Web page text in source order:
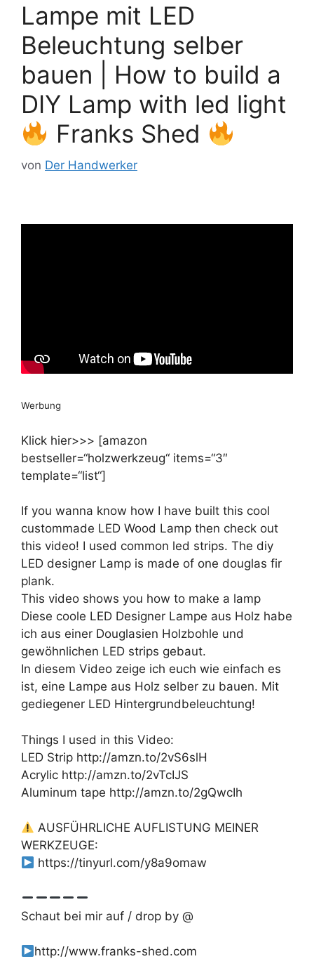
Lampe mit LED
Beleuchtung selber
bauen | How to build a
DIY Lamp with led light
Franks Shed
von Der Handwerker
Werbung
Klick hier>>> [amazon
bestseller=“holzwerkzeug“ items=“3″
template=“list“]
If you wanna know how I have built this cool
custommade LED Wood Lamp then check out
this video! I used common led strips. The diy
LED designer Lamp is made of one douglas fir
plank.
This video shows you how to make a lamp
Diese coole LED Designer Lampe aus Holz habe
ich aus einer Douglasien Holzbohle und
gewöhnlichen LED strips gebaut.
In diesem Video zeige ich euch wie einfach es
ist, eine Lampe aus Holz selber zu bauen. Mit
gediegener LED Hintergrundbeleuchtung!
Things I used in this Video:
LED Strip http://amzn.to/2vS6slH
Acrylic http://amzn.to/2vTcIJS
Aluminum tape http://amzn.to/2gQwcIh
AUSFÜHRLICHE AUFLISTUNG MEINER
WERKZEUGE:
https://tinyurl.com/y8a9omaw
Schaut bei mir auf / drop by @
http://www.franks-shed.com